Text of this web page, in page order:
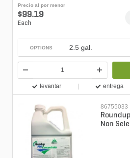
Precio al por menor
$99.19
Each
OPTIONS 2.5 gal.
levantar entrega
86755033
Non